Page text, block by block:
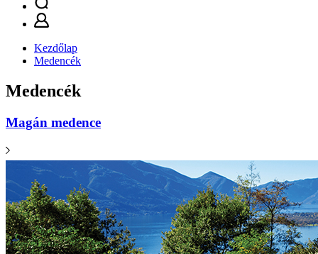
Kezdőlap
Medencék
Medencék
Magán medence